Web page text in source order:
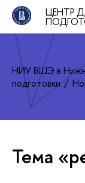
ЦЕНТР
НИУ ВШЭ в
подготовки
Тема